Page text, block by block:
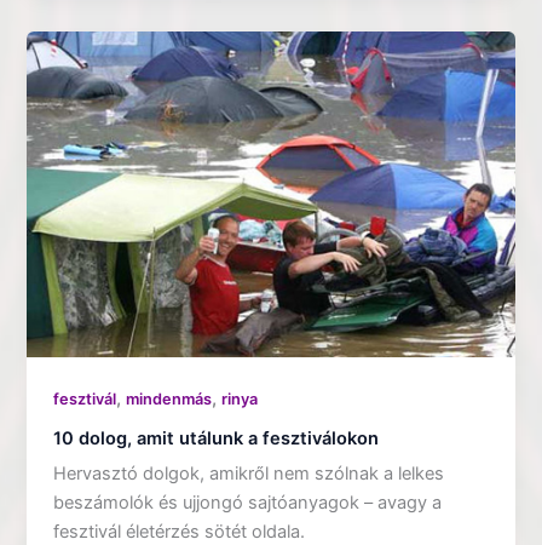
fesztivál,mindenmás,rinya
10 dolog, amit utálunk a fesztiválokon
Hervasztó dolgok, amikről nem szólnak a lelkes
beszámolók és ujjongó sajtóanyagok – avagy a
fesztivál életérzés sötét oldala.